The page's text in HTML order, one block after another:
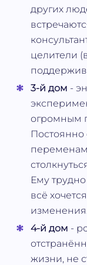
других
целители
3-й дом -
огромным
Постоянно
Ему
всё
4-й дом -
жизни, не